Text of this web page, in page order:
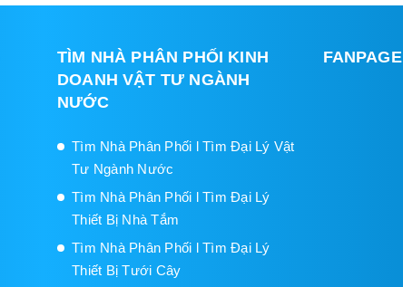
TÌM NHÀ PHÂN PHỐI KINH
DOANH VẬT TƯ NGÀNH
NƯỚC
Tìm Nhà Phân Phối l Tìm Đại Lý Vật
Tư Ngành Nước
Tìm Nhà Phân Phối l Tìm Đại Lý
Thiết Bị Nhà Tắm
Tìm Nhà Phân Phối l Tìm Đại Lý
Thiết Bị Tưới Cây
FANPAGE